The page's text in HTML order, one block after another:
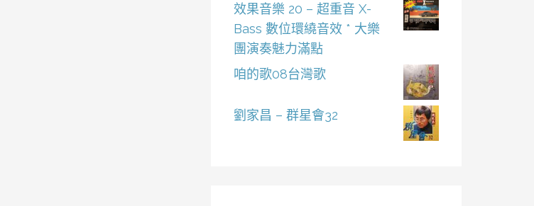
效果音樂 20 – 超重音 X-
Bass 數位環繞音效 * 大樂
團演奏魅力滿點
咱的歌08台灣歌
劉家昌 – 群星會32